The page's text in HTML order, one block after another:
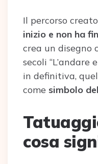
Il percorso
inizio e non ha
crea un disegno
secoli “L’andare
in definitiva,
come simbolo
cosa